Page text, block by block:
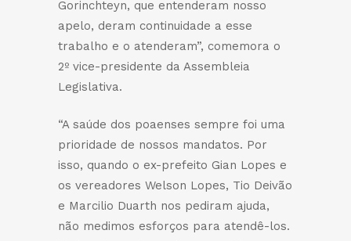
Gorinchteyn, que entenderam nosso
apelo, deram continuidade a esse
trabalho e o atenderam”, comemora o
2º vice-presidente da Assembleia
Legislativa.
“A saúde dos poaenses sempre foi uma
prioridade de nossos mandatos. Por
isso, quando o ex-prefeito Gian Lopes e
os vereadores Welson Lopes, Tio Deivão
e Marcilio Duarth nos pediram ajuda,
não medimos esforços para atendê-los.